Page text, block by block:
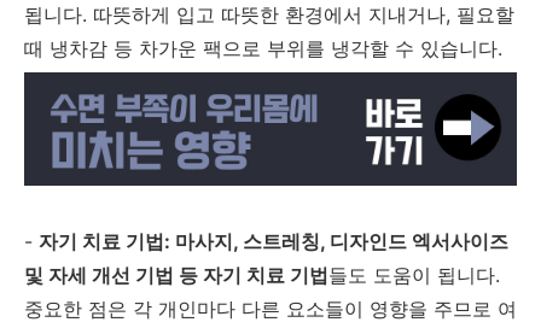
됩니다. 따뜻하게 입고 따뜻한 환경에서 지내거나, 필요할
때 냉차감 등 차가운 팩으로 부위를 냉각할 수 있습니다.
- 자기 치료 기법: 마사지, 스트레칭, 디자인드 엑서사이즈
및 자세 개선 기법 등 자기 치료 기법들도 도움이 됩니다.
중요한 점은 각 개인마다 다른 요소들이 영향을 주므로 여